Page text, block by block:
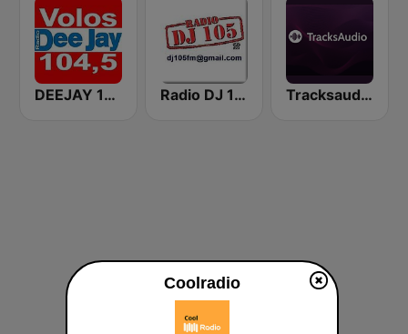
DEEJAY 104.5 FM Radio DJ 105 Tracksaudio - House Music
Coolradio